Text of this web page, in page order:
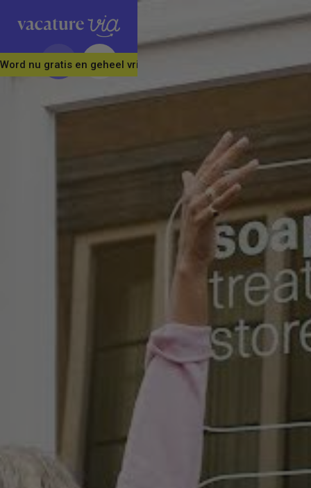
Word nu gratis en geheel vrijblijvend lid van ons Vacature Via